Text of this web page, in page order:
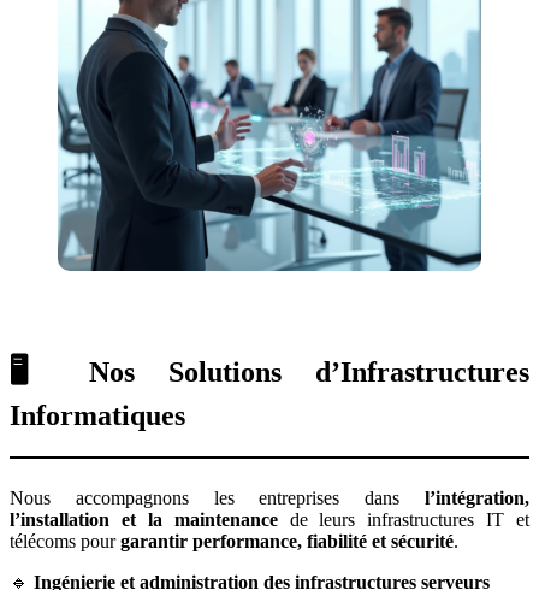
🖥️ Nos Solutions d’Infrastructures
Informatiques
Nous accompagnons les entreprises dans l’intégration,
l’installation et la maintenancede leurs infrastructures IT et
télécoms pourgarantir performance, fiabilité et sécurité.
🔹 Ingénierie et administration des infrastructures serveurs